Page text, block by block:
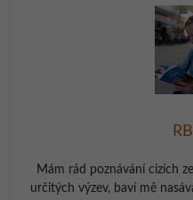
Mám rád poznávání cizích
určitých výzev, baví mě